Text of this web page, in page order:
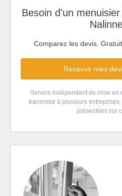
Besoin d'un
Comparez les devis.
Recevoir mes
Service indépendant de mise en
transmise à plusieurs
présentées sur